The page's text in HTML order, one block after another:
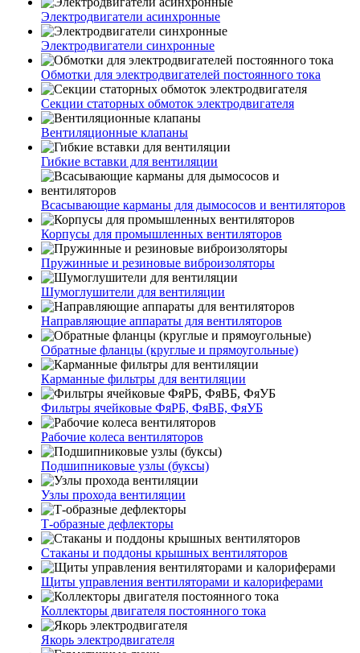
Электродвигатели асинхронные
Электродвигатели синхронные
Обмотки для электродвигателей постоянного тока
Секции статорных обмоток электродвигателя
Вентиляционные клапаны
Гибкие вставки для вентиляции
Всасывающие карманы для дымососов и вентиляторов
Корпусы для промышленных вентиляторов
Пружинные и резиновые виброизоляторы
Шумоглушители для вентиляции
Направляющие аппараты для вентиляторов
Обратные фланцы (круглые и прямоугольные)
Карманные фильтры для вентиляции
Фильтры ячейковые ФяРБ, ФяВБ, ФяУБ
Рабочие колеса вентиляторов
Подшипниковые узлы (буксы)
Узлы прохода вентиляции
Т-образные дефлекторы
Стаканы и поддоны крышных вентиляторов
Щиты управления вентиляторами и калориферами
Коллекторы двигателя постоянного тока
Якорь электродвигателя